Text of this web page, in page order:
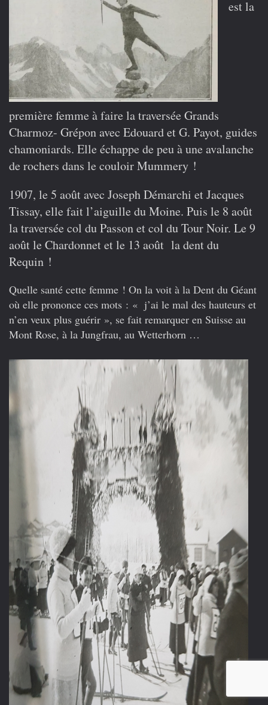
est la
première femme à faire la traversée Grands
Charmoz- Grépon avec Edouard et G. Payot, guides
chamoniards. Elle échappe de peu à une avalanche
de rochers dans le couloir Mummery !
1907, le 5 août avec Joseph Démarchi et Jacques
Tissay, elle fait l’aiguille du Moine. Puis le 8 août
la traversée col du Passon et col du Tour Noir. Le 9
août le Chardonnet et le 13 août la dent du
Requin !
Quelle santé cette femme ! On la voit à la Dent du Géant
où elle prononce ces mots : « j’ai le mal des hauteurs et
n’en veux plus guérir », se fait remarquer en Suisse au
Mont Rose, à la Jungfrau, au Wetterhorn …